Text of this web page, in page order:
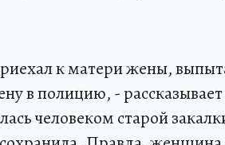
к матери жены,
в полицию, -
человеком старой